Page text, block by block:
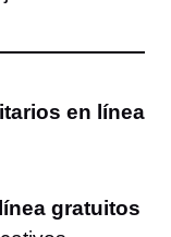
en línea
gratuitos